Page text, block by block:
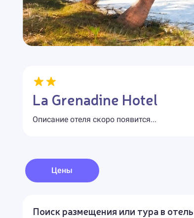
La Grenadine Hotel
Описание отеля скоро появится...
Цены
Поиск размещения или тура в отель